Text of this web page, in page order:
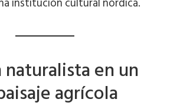
en un
agrícola